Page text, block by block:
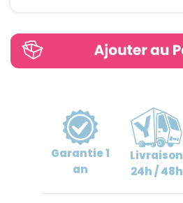
Garantie1
an
Livraison
24h / 48h